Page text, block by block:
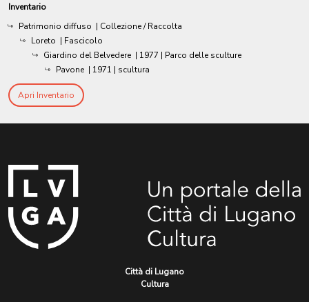
Inventario
Patrimonio diffuso | Collezione / Raccolta
Loreto | Fascicolo
Giardino del Belvedere | 1977 | Parco delle sculture
Pavone | 1971 | scultura
Apri Inventario
Città di Lugano
Cultura